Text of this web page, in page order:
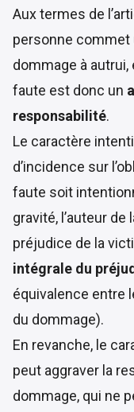
Aux termes de l’
personne commet
dommage à
faute est donc un
responsabilité.
Le caractère
d’incidence sur
faute soit
gravité, l’auteur
préjudice de la
intégrale du
équivalence entre
du dommage).
En revanche, le
peut aggraver la
dommage, qui ne